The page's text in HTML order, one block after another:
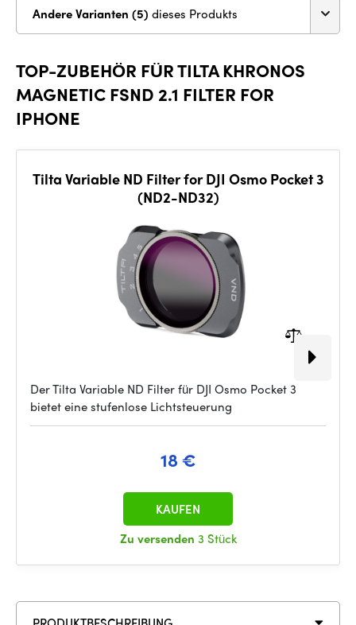
Andere Varianten (5) dieses Produkts
TOP-ZUBEHÖR FÜR TILTA KHRONOS
MAGNETIC FSND 2.1 FILTER FOR
IPHONE
Tilta Variable ND Filter for DJI Osmo Pocket 3
(ND2-ND32)
Der Tilta Variable ND Filter für DJI Osmo Pocket 3
bietet eine stufenlose Lichtsteuerung
18 €
Zu versenden 3 Stück
KAUFEN